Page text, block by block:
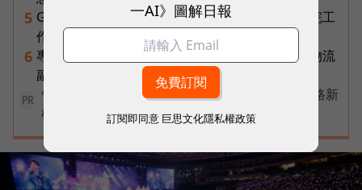
5 Gemini Spark完整教學｜幫你讀Gmail、自動跑完工
作流程，3個超實用情境一次看
6 專訪｜進貨沒變快，momo為何仍導入機器人？物流
副總揭比拚速度更棘手的缺工難題
PR
告別極速迷思！台灣大哥大奪國際雙冠揭密好網路新
標準
一AI》圖解日報
訂閱即同意 巨思文化隱私權政策